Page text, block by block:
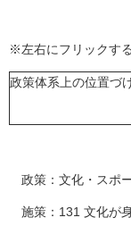
※左右にフリックす
政策体系上の位置づ
政策：文化・スポ
施策：131 文化が